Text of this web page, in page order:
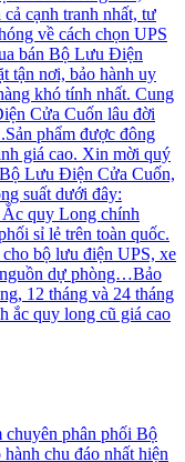
cạnh tranh nhất, tư
về cách chọn UPS
bán Bộ Lưu Điện
tận nơi, bảo hành uy
khó tính nhất. Cung
Cửa Cuốn lâu đời
phẩm được đông
giá cao. Xin mời quý
Lưu Điện Cửa Cuốn,
suất dưới đây:
quy Long chính
sỉ lẻ trên toàn quốc.
bộ lưu điện UPS, xe
dự phòng…Bảo
12 tháng và 24 tháng
ắc quy long cũ giá cao
chuyên phân phối Bộ
chu đáo nhất hiện